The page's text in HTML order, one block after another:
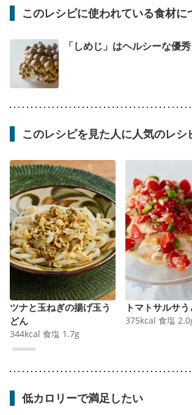
このレシピに使われている食材に
「しめじ」はヘルシーな優
このレシピを見た人に人気のレシ
ツナと玉ねぎの揚げ玉う
どん
344kcal 食塩 1.7g
トマトサルサ
375kcal 食塩 2.0
低カロリーで満足したい